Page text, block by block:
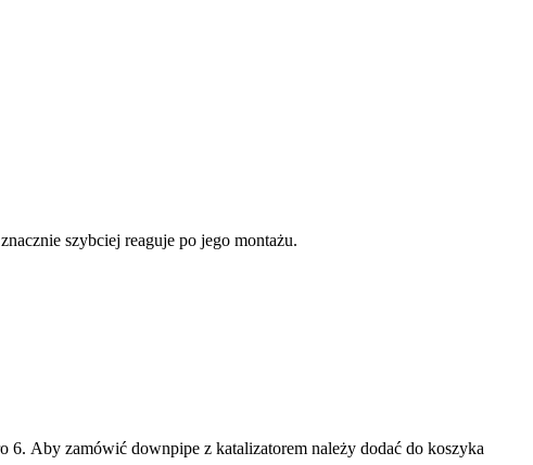
szybciej reaguje po jego montażu.
Aby zamówić downpipe z katalizatorem należy dodać do koszyka